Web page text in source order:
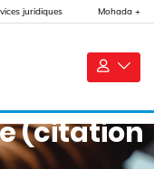
juridiques Mohada +
saisine
(citation